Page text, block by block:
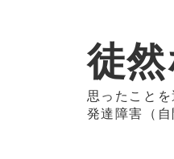
徒
思ったことを
発達障害（